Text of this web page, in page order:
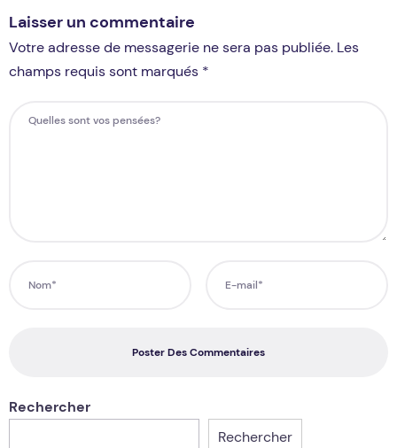
Laisser un commentaire
Votre adresse de messagerie ne sera pas publiée. Les
champs requis sont marqués *
Poster Des Commentaires
Rechercher
Rechercher